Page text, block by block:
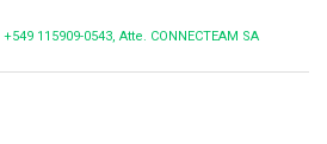
115909-0543, Atte. CONNECTEAM SA